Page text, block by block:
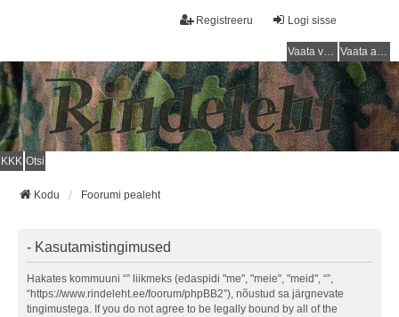
Logi sisse
Registreeru
Vaata vastamata teemasi Vaata aktiivseid teemasid
KKK Otsi
Kodu Foorumi pealeht
- Kasutamistingimused
Hakates kommuuni “” liikmeks (edaspidi "me", "meie", "meid", “”,
“https://www.rindeleht.ee/foorum/phpBB2”), nõustud sa järgnevate
tingimustega. If you do not agree to be legally bound by all of the